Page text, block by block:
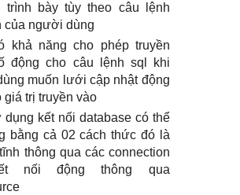
trình bày tùy theo câu lệnh
của người dùng
khả năng cho phép truyền
động cho câu lệnh sql khi
muốn lưới cập nhật động
giá trị truyền vào
dụng kết nối database có thể
bằng cả 02 cách thức đó là
thông qua các connection
nối động thông qua